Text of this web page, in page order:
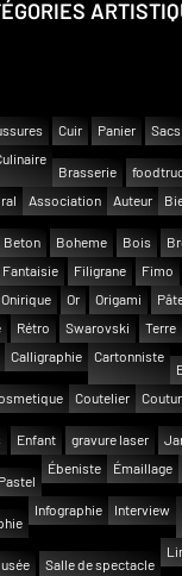
Cuir Panier Sacs
Brasserie
Association Auteur
Beton Boheme Bois
Fantaisie Filigrane Fimo
Onirique Or Origami
Rétro Swarovski Terre
Calligraphie
Cartonniste
Coutelier
Enfant gravure laser
Pastel
Ébeniste Émaillage
Infographie Interview
Salle de spectacle